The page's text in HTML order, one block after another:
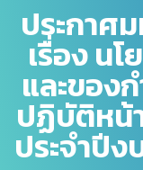
ประกาศ
เรื่อง น
และของ
ปฏิบัติหน้
ประจำปี